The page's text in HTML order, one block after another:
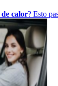
de calor? Esto